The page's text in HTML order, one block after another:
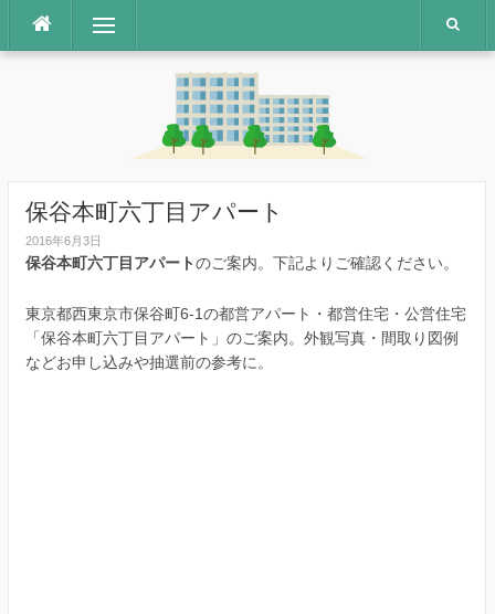
テ
メニュー
保谷本町六丁目アパート
2016年6月3日
保谷本町六丁目アパートのご案内。下記よりご確認ください。
東京都西東京市保谷町6-1の都営アパート・都営住宅・公営住宅
「保谷本町六丁目アパート」のご案内。外観写真・間取り図例
などお申し込みや抽選前の参考に。